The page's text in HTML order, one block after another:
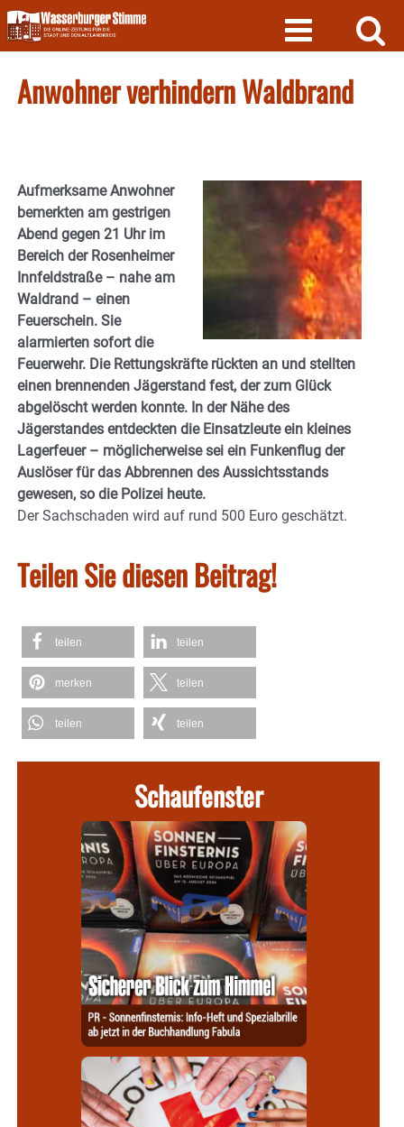
Skip
to
content
Anwohner verhindern Waldbrand
Aufmerksame Anwohner
bemerkten am gestrigen
Abend gegen 21 Uhr im
Bereich der Rosenheimer
Innfeldstraße – nahe am
Waldrand – einen
Feuerschein. Sie
alarmierten sofort die
Feuerwehr. Die Rettungskräfte rückten an und stellten
einen brennenden Jägerstand fest, der zum Glück
abgelöscht werden konnte. In der Nähe des
Jägerstandes entdeckten die Einsatzleute ein kleines
Lagerfeuer – möglicherweise sei ein Funkenflug der
Auslöser für das Abbrennen des Aussichtsstands
gewesen, so die Polizei heute.
Der Sachschaden wird auf rund 500 Euro geschätzt.
Teilen Sie diesen Beitrag!
teilen teilen
merken teilen
teilen teilen
Schaufenster